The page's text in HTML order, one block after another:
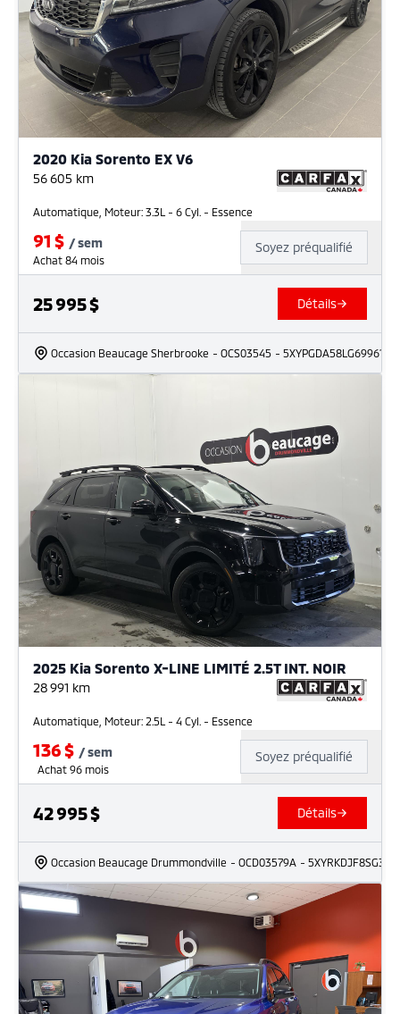
2020 Kia Sorento EX V6
56 605 km
Automatique, Moteur: 3.3L - 6 Cyl. - Essence
91 $ /sem
Achat 84 mois
Soyez préqualifié
25 995$ Détails
Occasion Beaucage Sherbrooke - OCS03545 - 5XYPGDA58LG699615
2025 Kia Sorento X-LINE LIMITÉ 2.5T INT. NOIR
28 991 km
Automatique, Moteur: 2.5L - 4 Cyl. - Essence
136$ /sem
Achat 96 mois
Soyez préqualifié
42 995$ Détails
Occasion Beaucage Drummondville - OCD03579A -